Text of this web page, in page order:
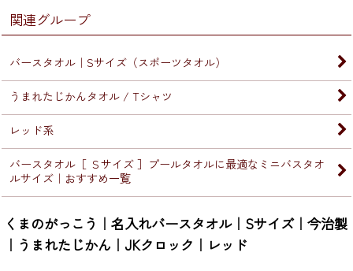
関連グループ
バースタオル｜Sサイズ（スポーツタオル）
うまれたじかんタオル / Tシャツ
レッド系
バースタオル［ Ｓサイズ ］プールタオルに最適なミニバスタオ
ルサイズ｜おすすめ一覧
くまのがっこう｜名入れバースタオル｜Sサイズ｜今治製
｜うまれたじかん｜JKクロック｜レッド